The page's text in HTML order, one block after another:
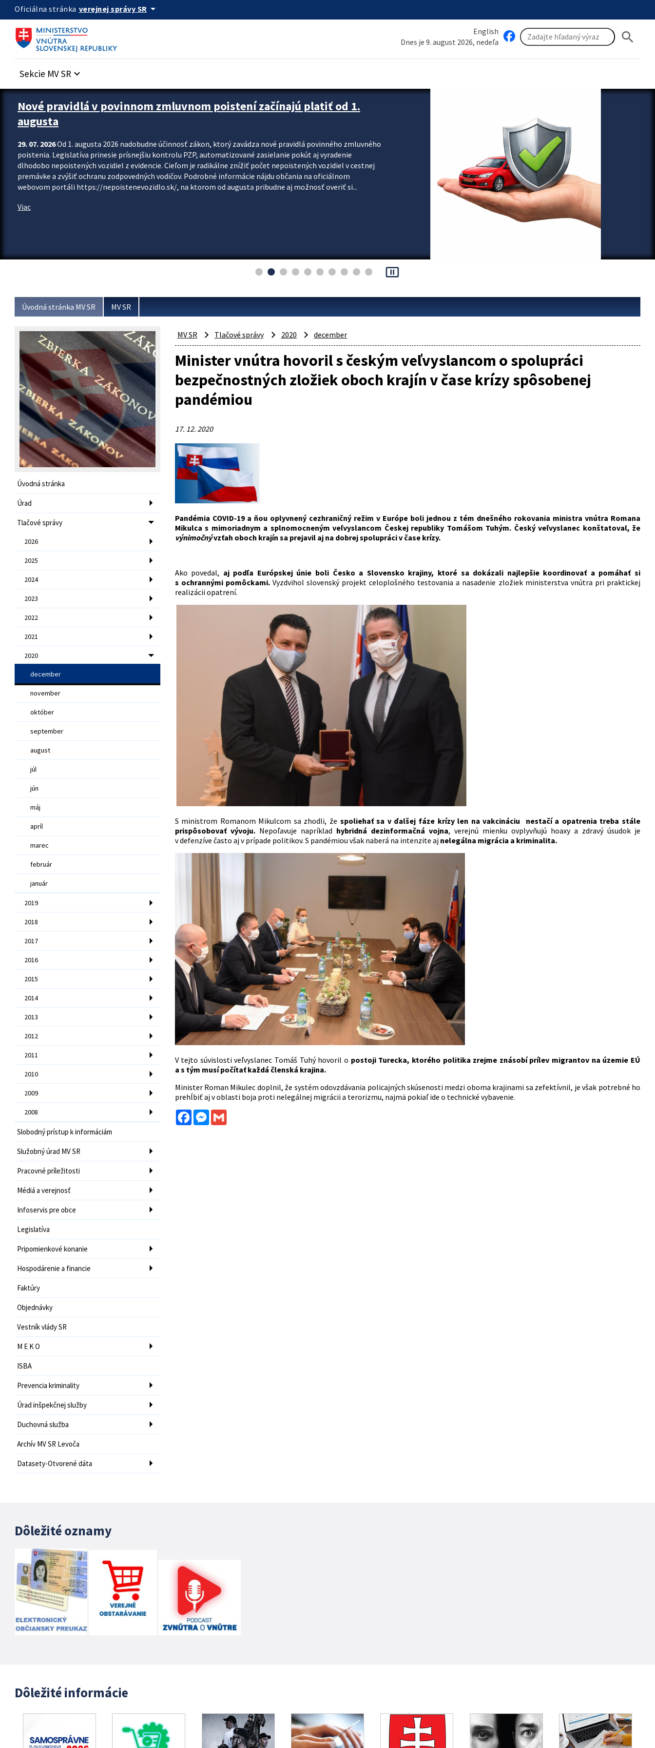
Preskocit na hlavný obsah
Oficiálna stránka verejnej správy SR arrow_drop_down
English
Dnes je 9. august 2026, nedeľa
search
Sekcie MV SR keyboard_arrow_down
Zastavit automatický posun upútavok
Nové pravidlá v povinnom zmluvnom poistení začínajú platiť od 1.
augusta
29. 07. 2026Od 1. augusta 2026 nadobudne účinnosť zákon, ktorý zavádza nové pravidlá povinného zmluvného
poistenia. Legislatíva prinesie prísnejšiu kontrolu PZP, automatizované zasielanie pokút aj vyradenie
dlhodobo nepoistených vozidiel z evidencie. Cieľom je radikálne znížiť počet nepoistených vozidiel v cestnej
premávke a zvýšiť ochranu zodpovedných vodičov. Podrobné informácie nájdu občania na oficiálnom
webovom portáli https://nepoistenevozidlo.sk/, na ktorom od augusta pribudne aj možnosť overiť si...
Viac
pause_presentation
Úvodná stránka MV SR MV SR
Úvodná stránka
Úrad
Tlačové správy
2026
2025
2024
2023
2022
2021
2020
december
november
október
september
august
júl
jún
máj
apríl
marec
február
január
2019
2018
2017
2016
2015
2014
2013
2012
2011
2010
2009
2008
Slobodný prístup k informáciám
Služobný úrad MV SR
Pracovné príležitosti
Médiá a verejnosť
Infoservis pre obce
Legislatíva
Pripomienkové konanie
Hospodárenie a financie
Faktúry
Objednávky
Vestník vlády SR
M E K O
ISBA
Prevencia kriminality
Úrad inšpekčnej služby
Duchovná služba
Archív MV SR Levoča
Datasety-Otvorené dáta
MV SR Tlačové správy 2020 december
Minister vnútra hovoril s českým veľvyslancom o spolupráci
bezpečnostných zložiek oboch krajín v čase krízy spôsobenej
pandémiou
17. 12. 2020
Pandémia COVID-19 a ňou oplyvnený cezhraničný režim v Európe boli jednou z tém dnešného rokovania ministra vnútra Romana
Mikulca s mimoriadnym a splnomocneným veľvyslancom Českej republiky Tomášom Tuhým. Český veľvyslanec konštatoval, že
výnimočnývzťah oboch krajín sa prejavil aj na dobrej spolupráci v čase krízy.
Ako povedal, aj podľa Európskej únie boli Česko a Slovensko krajiny, ktoré sa dokázali najlepšie koordinovať a pomáhať si
s ochrannými pomôckami.Vyzdvihol slovenský projekt celoplošného testovania a nasadenie zložiek ministerstva vnútra pri praktickej
realizácii opatrení.
S ministrom Romanom Mikulcom sa zhodli, že spoliehať sa v ďalšej fáze krízy len na vakcináciu nestačí a opatrenia treba stále
prispôsobovať vývoju.Nepoľavuje napríklad hybridná dezinformačná vojna, verejnú mienku ovplyvňujú hoaxy a zdravý úsudok je
v defenzíve často aj v prípade politikov. S pandémiou však naberá na intenzite aj nelegálna migrácia a kriminalita.
V tejto súvislosti veľvyslanec Tomáš Tuhý hovoril o postoji Turecka, ktorého politika zrejme znásobí prílev migrantov na územie EÚ
a s tým musí počítať každá členská krajina.
Minister Roman Mikulec doplnil, že systém odovzdávania policajných skúsenosti medzi oboma krajinami sa zefektívnil, je však potrebné ho
prehĺbiť aj v oblasti boja proti nelegálnej migrácii a terorizmu, najmä pokiaľ ide o technické vybavenie.
FacebookMessenger
Gmail
Dôležité oznamy
Dôležité informácie